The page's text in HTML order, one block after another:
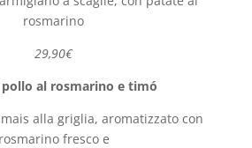
rosmarino
29,90€
al rosmarino e timó
alla griglia, aromatizzato con
rosmarino fresco e